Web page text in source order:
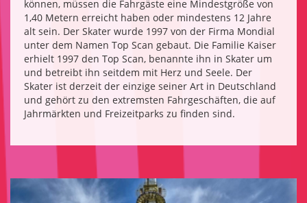
können, müssen die Fahrgäste eine Mindestgröße von
1,40 Metern erreicht haben oder mindestens 12 Jahre
alt sein. Der Skater wurde 1997 von der Firma Mondial
unter dem Namen Top Scan gebaut. Die Familie Kaiser
erhielt 1997 den Top Scan, benannte ihn in Skater um
und betreibt ihn seitdem mit Herz und Seele. Der
Skater ist derzeit der einzige seiner Art in Deutschland
und gehört zu den extremsten Fahrgeschäften, die auf
Jahrmärkten und Freizeitparks zu finden sind.